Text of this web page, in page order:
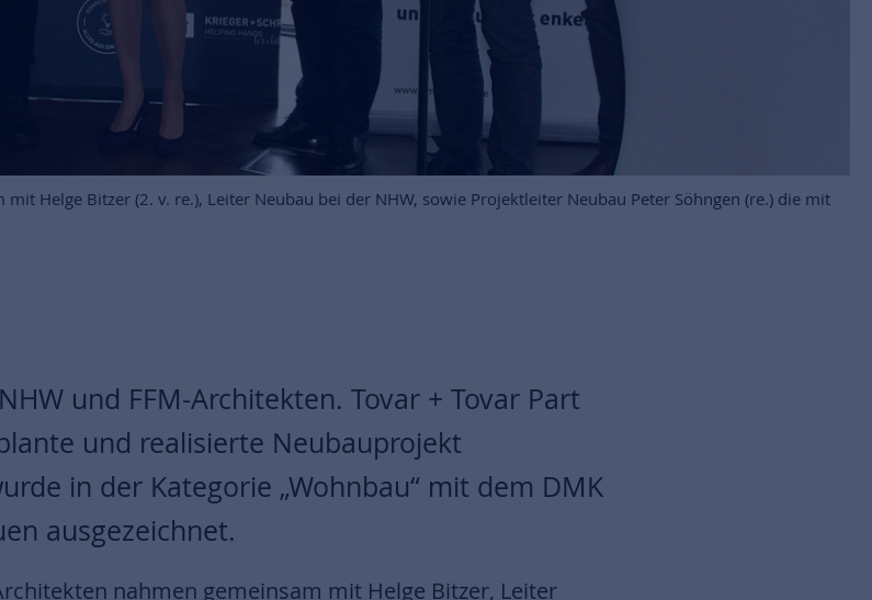
Helge Bitzer (2. v. re.), Leiter Neubau bei der NHW, sowie Projektleiter Neubau Peter Söhngen (re.) die mit
und FFM-Architekten. Tovar + Tovar Part
und realisierte Neubauprojekt
in der Kategorie „Wohnbau“ mit dem DMK
ausgezeichnet.
nahmen gemeinsam mit Helge Bitzer, Leiter